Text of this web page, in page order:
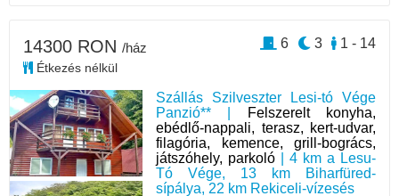
Szállás Szilveszter Lesi-tó Vége
Panzió** |
Felszerelt konyha,
ebédlő-nappali, terasz, kert-udvar,
filagória, kemence, grill-bogrács,
játszóhely, parkoló | 4 km a Lesu-
Tó Vége, 13 km Biharfüred-
sípálya, 22 km Rekiceli-vízesés
14300 RON /ház
Étkezés nélkül
1 - 14
3
6